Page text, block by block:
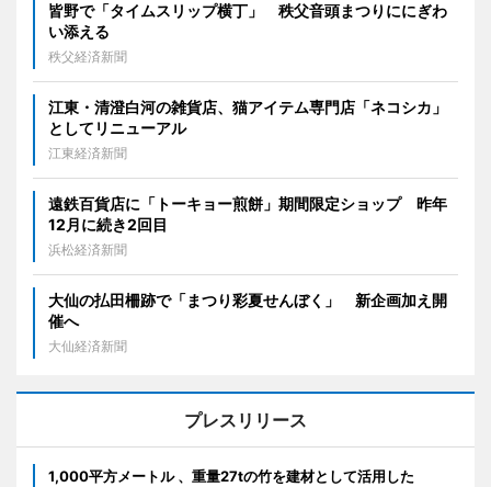
皆野で「タイムスリップ横丁」 秩父音頭まつりににぎわ
い添える
秩父経済新聞
江東・清澄白河の雑貨店、猫アイテム専門店「ネコシカ」
としてリニューアル
江東経済新聞
遠鉄百貨店に「トーキョー煎餅」期間限定ショップ 昨年
12月に続き2回目
浜松経済新聞
大仙の払田柵跡で「まつり彩夏せんぼく」 新企画加え開
催へ
大仙経済新聞
プレスリリース
1,000平方メートル 、重量27tの竹を建材として活用した